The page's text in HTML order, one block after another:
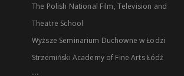
The Polish National Film, Television and
Theatre School
Wyższe Seminarium Duchowne w Łodzi
Strzemiński Academy of Fine Arts Łódź
...